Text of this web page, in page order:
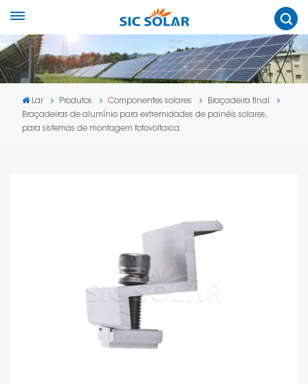
Lar Produtos Componentes solares
Braçadeira final
Braçadeiras de alumínio para extremidades de painéis solares,
para sistemas de montagem fotovoltaica.